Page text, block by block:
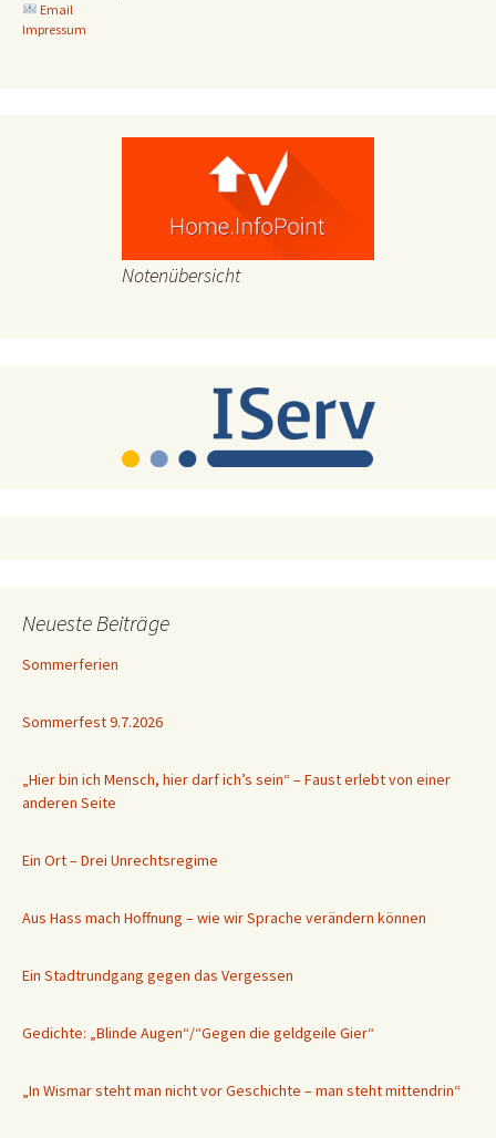
Email
Impressum
Notenübersicht
Neueste Beiträge
Sommerferien
Sommerfest 9.7.2026
„Hier bin ich Mensch, hier darf ich’s sein“ – Faust erlebt von einer
anderen Seite
Ein Ort – Drei Unrechtsregime
Aus Hass mach Hoffnung – wie wir Sprache verändern können
Ein Stadtrundgang gegen das Vergessen
Gedichte: „Blinde Augen“/“Gegen die geldgeile Gier“
„In Wismar steht man nicht vor Geschichte – man steht mittendrin“